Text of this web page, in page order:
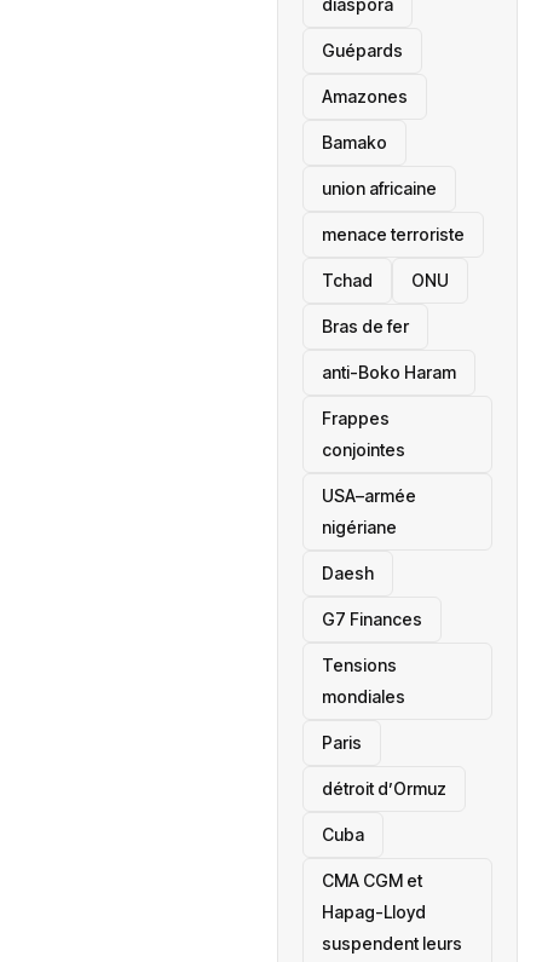
Guépards
Amazones
Bamako
union africaine
menace terroriste
‎Tchad ONU
Bras de fer
anti-Boko Haram
Frappes
conjointes
USA–armée
nigériane
Daesh
‎G7 Finances
Tensions
mondiales
Paris
détroit d’Ormuz
‎Cuba
CMA CGM et
Hapag-Lloyd
suspendent leurs